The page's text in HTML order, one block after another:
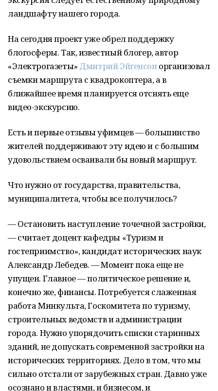
ландшафту нашего города.
На сегодня проект уже обрел поддержку
блогосферы. Так, известный блогер, автор
«Электрогазеты» Дмитрий Эйгенсонорганизовал
съемки маршрута с квадрокоптера, а в
ближайшее время планируется отснять еще
видео-экскурсию.
Есть и первые отзывы уфимцев — большинство
жителей поддерживают эту идею и с большим
удовольствием осваивали бы новый маршрут.
Что нужно от государства, правительства,
муниципалитета, чтобы все получилось?
— Остановить наступление точечной застройки,
— считает доцент кафедры «Туризм и
гостеприимство», кандидат исторических наук
Александр Лебедев. — Момент пока еще не
упущен. Главное — политическое решение и,
конечно же, финансы. Потребуется слаженная
работа Минкульта, Госкомитета по туризму,
строительных ведомств и администрации
города. Нужно упорядочить списки старинных
зданий, не допускать современной застройки на
исторических территориях. Дело в том, что мы
сильно отстали от зарубежных стран. Давно уже
осознано и властями, и бизнесом, и